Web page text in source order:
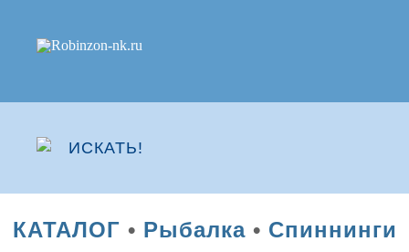
КАТАЛОГ • Рыбалка• Спиннинги